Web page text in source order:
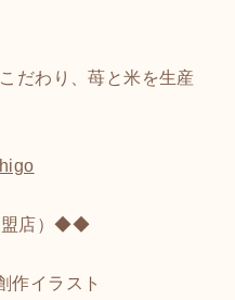
だわり、苺と米を生産
盟店）◆◆
作イラスト